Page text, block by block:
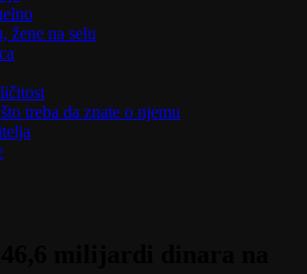
žene na selu
treba da znate o njemu